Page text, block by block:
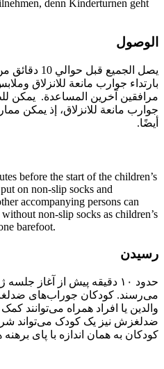
denn Kinderturnen geht
الوصول
يصل الجميع
بارتداء جوارب مانعة للانزلاق
مرافقين آخرين المساعدة. يمكن
جوارب مانعة للانزلاق، إذ يمكن
أيضًا.
before the start of the children’s
on non-slip socks and
accompanying persons can
non-slip socks as children’s
barefoot.
رسیدن
حدود ۱۰ دقیقه پیش از آغاز
می‌رسند. کودکان جوراب‌های
والدین یا افراد همراه می‌توانند
ضدلغزش نیز یک کودک می‌تواند
کودکان به همان اندازه با پای